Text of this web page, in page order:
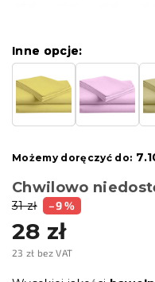
31 zł –9 %
28 zł
23 zł bez VAT
Chwilowo
Inne opcje:
Inne opcje:
Możemy doręczyć do: